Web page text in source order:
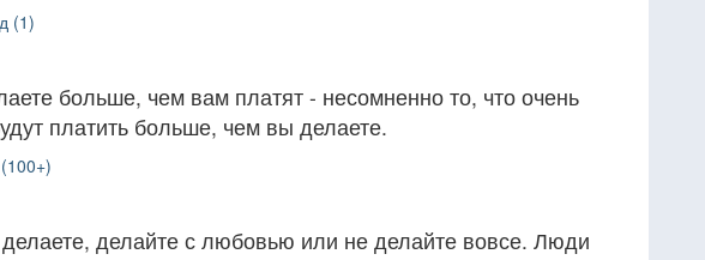
(1)
больше, чем вам платят - несомненно то, что очень
платить больше, чем вы делаете.
делайте с любовью или не делайте вовсе. Люди